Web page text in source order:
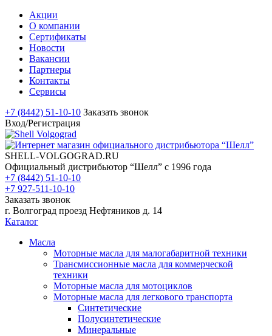
Акции
О компании
Сертификаты
Новости
Вакансии
Партнеры
Контакты
Сервисы
+7 (8442) 51-10-10 Заказать звонок
Вход/Регистрация
SHELL-VOLGOGRAD.RU
Официальный дистрибьютор “Шелл” с 1996 года
+7 (8442) 51-10-10
+7 927-511-10-10
Заказать звонок
г. Волгоград проезд Нефтяников д. 14
Каталог
Масла
Моторные масла для малогабаритной техники
Трансмиссионные масла для коммерческой
техники
Моторные масла для мотоциклов
Моторные масла для легкового транспорта
Синтетические
Полусинтетические
Минеральные